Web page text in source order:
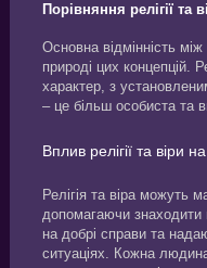
Порівняння релігії та
Основна відмінність
природі цих концепцій.
характер, з
– це більш особиста та
Вплив релігії та віри
Релігія та віра можуть
допомагаючи знаходити
на добрі справи та
ситуаціях. Кожна